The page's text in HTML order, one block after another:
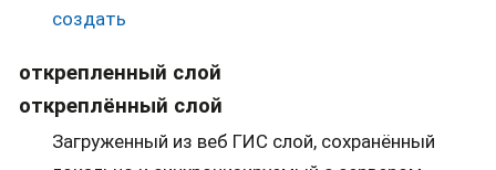
создать
открепленный слой
откреплённый слой
Загруженный из веб ГИС слой, сохранённый